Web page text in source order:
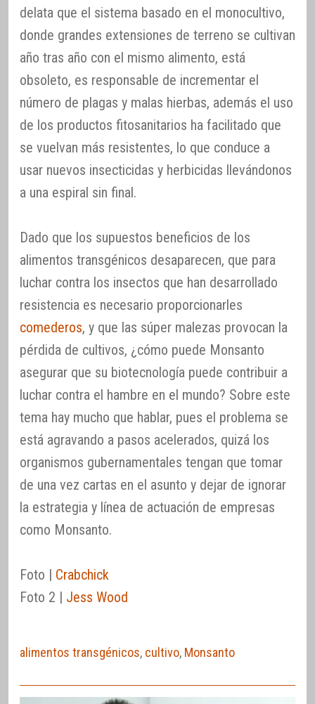
delata que el sistema basado en el monocultivo,
donde grandes extensiones de terreno se cultivan
año tras año con el mismo alimento, está
obsoleto, es responsable de incrementar el
número de plagas y malas hierbas, además el uso
de los productos fitosanitarios ha facilitado que
se vuelvan más resistentes, lo que conduce a
usar nuevos insecticidas y herbicidas llevándonos
a una espiral sin final.
Dado que los supuestos beneficios de los
alimentos transgénicos desaparecen, que para
luchar contra los insectos que han desarrollado
resistencia es necesario proporcionarles
comederos, y que las súper malezas provocan la
pérdida de cultivos, ¿cómo puede Monsanto
asegurar que su biotecnología puede contribuir a
luchar contra el hambre en el mundo? Sobre este
tema hay mucho que hablar, pues el problema se
está agravando a pasos acelerados, quizá los
organismos gubernamentales tengan que tomar
de una vez cartas en el asunto y dejar de ignorar
la estrategia y línea de actuación de empresas
como Monsanto.
Foto | Crabchick
Foto 2 | Jess Wood
alimentos transgénicos, cultivo, Monsanto